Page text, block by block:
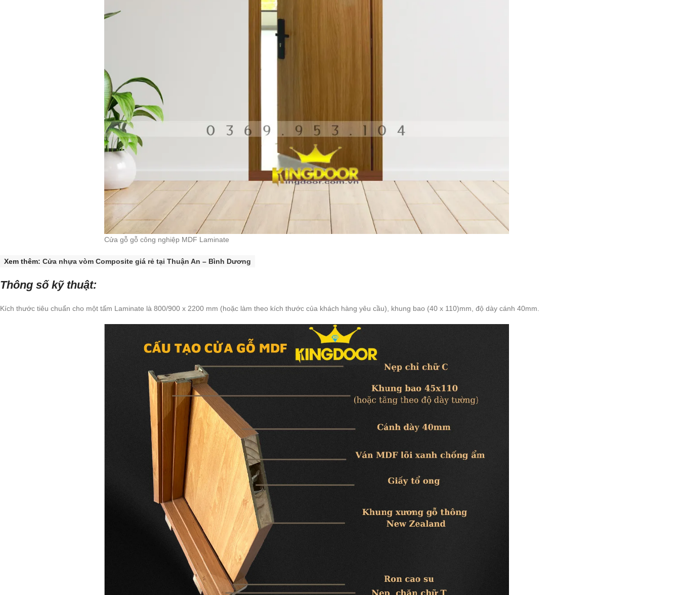
Cửa gỗ gỗ công nghiệp MDF Laminate
Xem thêm: Cửa nhựa vòm Composite giá rẻ tại Thuận An – Bình Dương
Thông số kỹ thuật:
Kích thước tiêu chuẩn cho một tấm Laminate là 800/900 x 2200 mm (hoặc làm theo kích thước của khách hàng yêu cầu), khung bao (40 x 110)mm, độ dày cánh 40mm.